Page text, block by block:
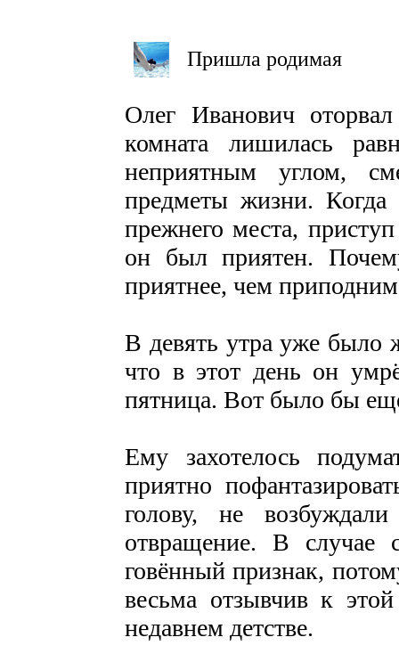
Пришла родимая
Олег Иванович
комната лишилась
неприятным углом,
предметы жизни.
прежнего места,
он был приятен.
приятнее, чем
В девять утра уже было
что в этот день он
пятница. Вот было бы
Ему захотелось
приятно
голову, не
отвращение. В случае
говённый признак,
весьма отзывчив к
недавнем детстве.